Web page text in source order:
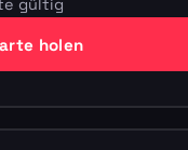
gültig
holen